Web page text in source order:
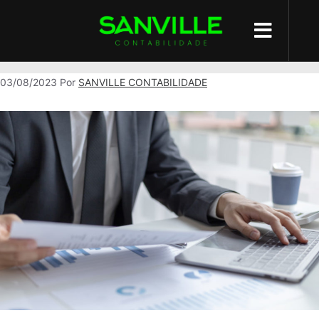
impostos
03/08/2023 Por SANVILLE CONTABILIDADE